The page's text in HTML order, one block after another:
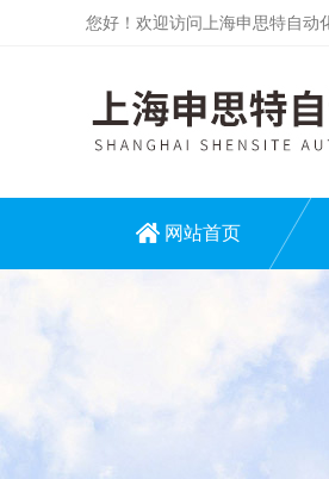
您好！欢迎访问上海申思特自动
网站首页